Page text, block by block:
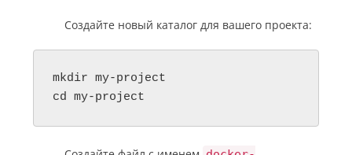
Создайте новый каталог для вашего проекта:
mkdir my-project
cd my-project